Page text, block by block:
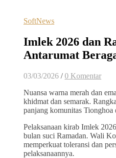
SoftNews
Imlek 2026 dan
Antarumat
03/03/2026 / 0 Komentar
Nuansa warna merah dan
khidmat dan semarak.
panjang komunitas
Pelaksanaan kirab Imlek
bulan suci Ramadan. Wali
memperkuat toleransi dan
pelaksanaannya.